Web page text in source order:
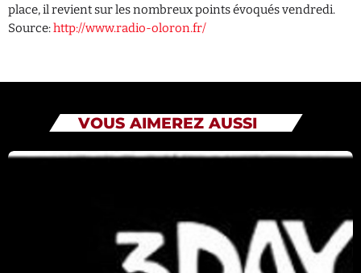
octobre 2025
Catégories
place, il revient sur les nombreux points évoqués vendredi.
Source:http://www.radio-oloron.fr/
VOUS AIMEREZ AUSSI